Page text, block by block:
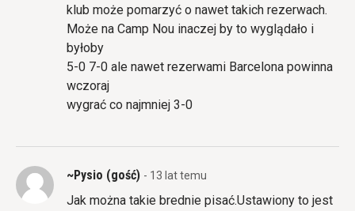
klub może pomarzyć o nawet takich rezerwach.
Może na Camp Nou inaczej by to wyglądało i
byłoby
5-0 7-0 ale nawet rezerwami Barcelona powinna
wczoraj
wygrać co najmniej 3-0
~Pysio (gość) - 13 lat temu
Jak można takie brednie pisać.Ustawiony to jest